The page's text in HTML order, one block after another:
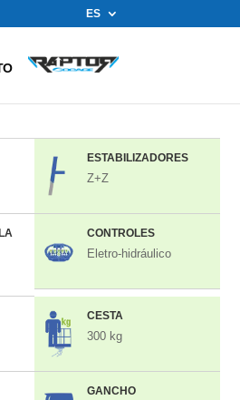
ES
ESTABILIZADORES
Z+Z
CONTROLES
Eletro-hidráulico
CESTA
300 kg
GANCHO